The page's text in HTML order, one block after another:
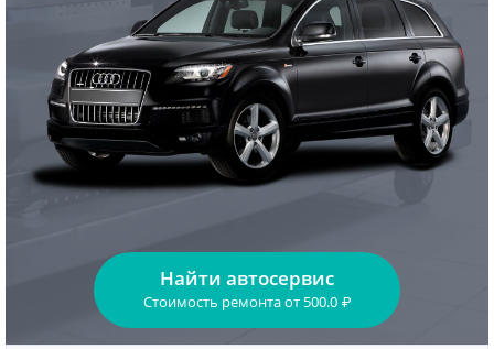
Найти автосервис
Стоимость ремонтаот 500.0 ₽